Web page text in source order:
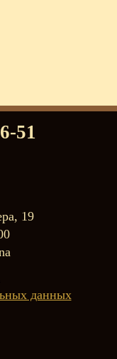
51
19
данных